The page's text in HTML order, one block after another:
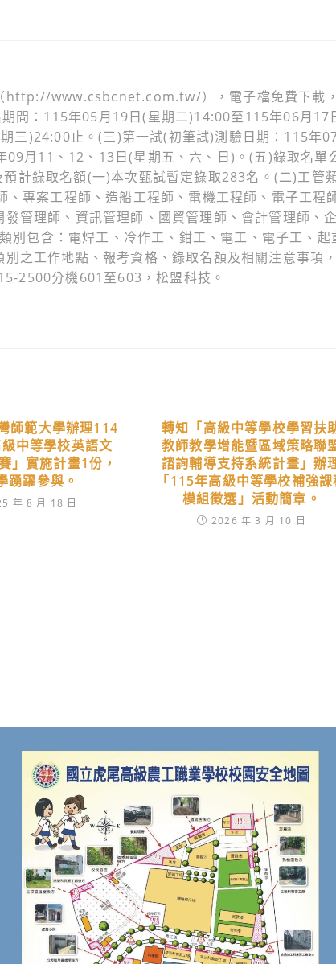
http://www.csbcnet.com.tw/），電子檔免費下載
間：115年05月19日(星期二)14:00至115年06月17
三)24:00止。(三)第一試(初筆試)測驗日期：115年
月11、12、13日(星期五、六、日)。(五)錄取名單
計錄取名額(一)本次甄試暫定錄取283名。(二)工管
專案工程師、造船工程師、電機工程師、電子工程
管理師、資訊管理師、國貿管理師、會計管理師、
別包含：電焊工、冷作工、鉗工、電工、電子工、起
之工作地點、報考資格、錄取名額及相關注意事項
2500分機601至603，松盟科技。
師範大學辦理114
中等學校英語文
」實施計畫1份，
踴躍參與。
年 8 月 18 日
轉知「高級中等學校學習扶
教師教學增能暨區域策略聯
諮詢輔導支持系統計畫」辦
「115年高級中等學校補強課
模組徵選」活動簡章。
2026 年 3 月 10 日